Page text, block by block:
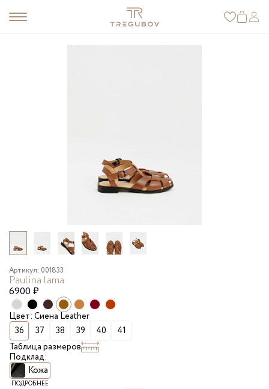
Артикул: 001833
Paulina lama
6900 ₽
Цвет: Сиена Leather
36
37 38 39 40
41
Таблица размеров
Подклад:
Кожа
ПОДРОБНЕЕ